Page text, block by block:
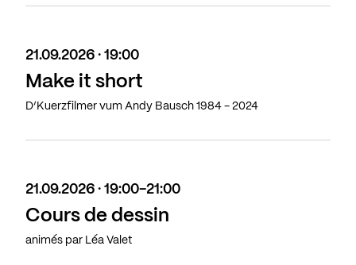
21.09.2026 · 19:00
Make it short
D’Kuerzfilmer vum Andy Bausch 1984 - 2024
21.09.2026 · 19:00-21:00
Cours de dessin
animés par Léa Valet